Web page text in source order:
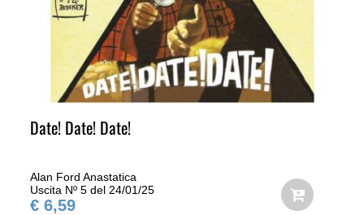
Date! Date! Date!
Alan Ford Anastatica
Uscita Nº 5 del 24/01/25
€ 6,59